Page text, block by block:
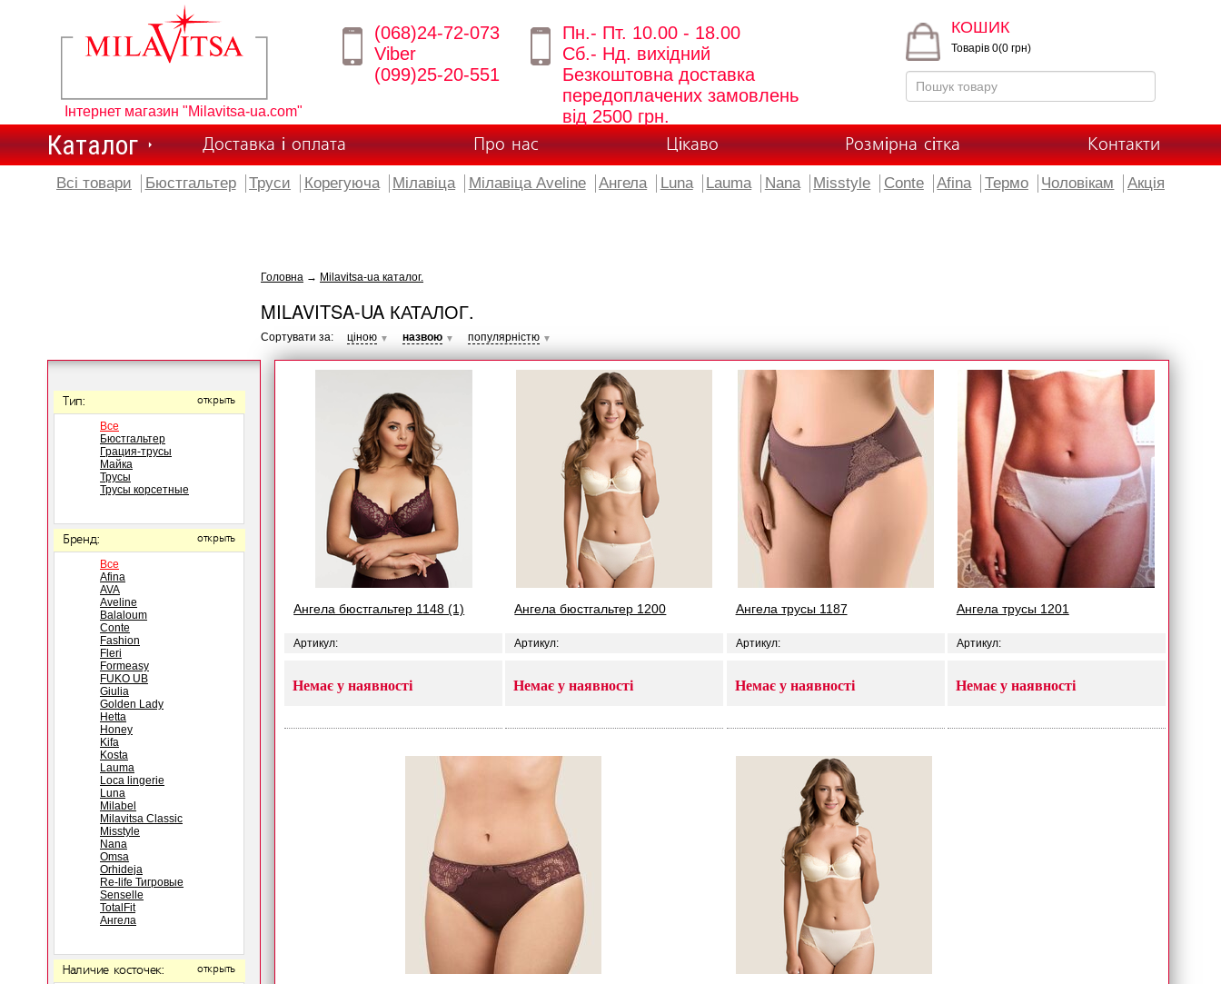
Інтернет магазин "Milavitsa-ua.com"
(068)24-72-073
Viber
(099)25-20-551
Пн.- Пт. 10.00 - 18.00
Сб.- Нд. вихідний
Безкоштовна доставка
передоплачених замовлень
від 2500 грн.
КОШИК
Товарів 0(0 грн)
Каталог Доставка і оплата Про нас Цікаво Розмірна сітка Контакти
Всі товари Бюстгальтер Труси Корегуюча Мілавіца Мілавіца Aveline Ангела Luna Lauma Nana Misstyle Conte Afina Термо Чоловікам Акція
Тип: открыть
Все
Бюстгальтер
Грация-трусы
Майка
Трусы
Трусы корсетные
Бренд: открыть
Все
Afina
AVA
Aveline
Balaloum
Conte
Fashion
Fleri
Formeasy
FUKO UB
Giulia
Golden Lady
Hetta
Honey
Kifa
Kosta
Lauma
Loca lingerie
Luna
Milabel
Milavitsa Classic
Misstyle
Nana
Omsa
Orhideja
Re-life Тигровые
Senselle
TotalFit
Ангела
Наличие косточек: открыть
Головна → Milavitsa-ua каталог.
MILAVITSA-UA КАТАЛОГ.
Сортувати за: ціною ▼ назвою ▼ популярністю ▼
Ангела бюстгальтер 1148 (1)
Артикул:
Немає у наявності
Ангела бюстгальтер 1200
Артикул:
Немає у наявності
Ангела трусы 1187
Артикул:
Немає у наявності
Ангела трусы 1201
Артикул:
Немає у наявності